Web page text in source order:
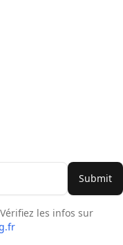
Submit
les infos sur